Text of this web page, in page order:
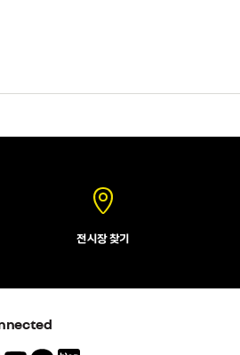
전시장 찾기